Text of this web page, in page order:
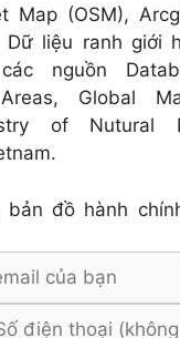
Map (OSM),
Dữ liệu ranh giới
nguồn
Areas, Global
of Nutural
bản đồ hành